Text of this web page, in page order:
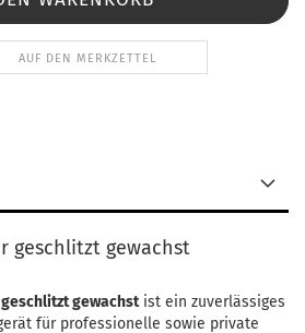
AUF DEN MERKZETTEL
geschlitzt gewachst
gewachstist ein zuverlässiges
für professionelle sowie private